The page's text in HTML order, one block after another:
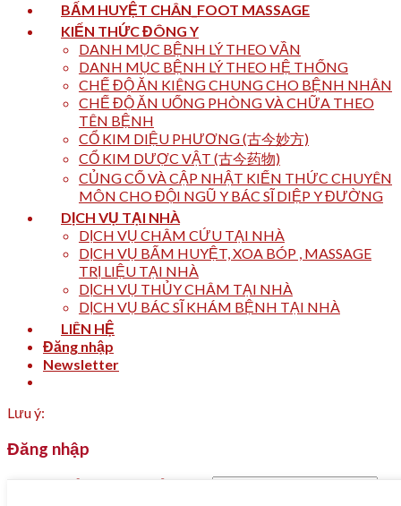
BẤM HUYỆT CHÂN_FOOT MASSAGE
KIẾN THỨC ĐÔNG Y
DANH MỤC BỆNH LÝ THEO VẦN
DANH MỤC BỆNH LÝ THEO HỆ THỐNG
CHẾ ĐỘ ĂN KIÊNG CHUNG CHO BỆNH NHÂN
CHẾ ĐỘ ĂN UỐNG PHÒNG VÀ CHỮA THEO
TÊN BỆNH
CỔ KIM DIỆU PHƯƠNG (古今妙方)
CỔ KIM DƯỢC VẬT (古今药物)
CỦNG CỐ VÀ CẬP NHẬT KIẾN THỨC CHUYÊN
MÔN CHO ĐỘI NGŨ Y BÁC SĨ DIỆP Y ĐƯỜNG
DỊCH VỤ TẠI NHÀ
DỊCH VỤ CHÂM CỨU TẠI NHÀ
DỊCH VỤ BẤM HUYỆT, XOA BÓP , MASSAGE
TRỊ LIỆU TẠI NHÀ
DỊCH VỤ THỦY CHÂM TẠI NHÀ
DỊCH VỤ BÁC SĨ KHÁM BỆNH TẠI NHÀ
LIÊN HỆ
Đăng nhập
Newsletter
Lưu ý:
Đăng nhập
Tên tài khoản hoặc địa chỉ email